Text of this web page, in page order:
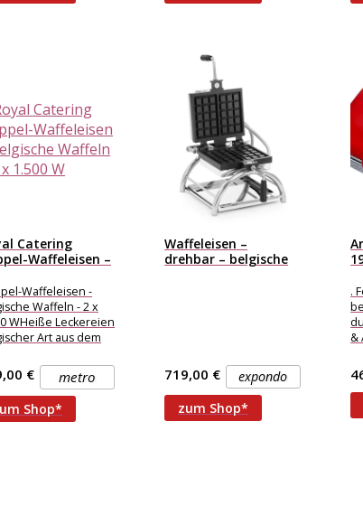
Catering
Waffeleisen –
Waffeleisen -
Waffeln - 2 x
WHeiße Leckereien
Art aus dem
Frische und
Waffelnmetro
€
Shop*
Waffeleisen –
drehbar – belgische
expondo
719,00 €
zum Shop*
.
&
.